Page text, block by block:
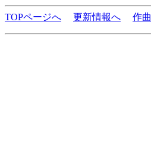
TOPページへ 更新情報へ 作